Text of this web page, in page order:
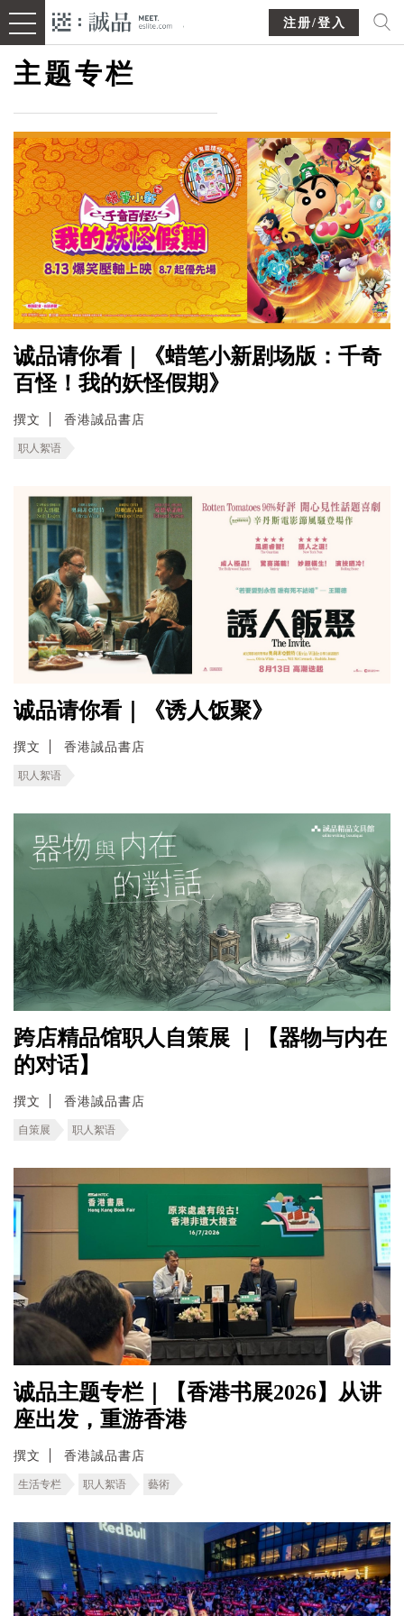
注册/登入
主题专栏
诚品请你看｜《蜡笔小新剧场版：千奇
百怪！我的妖怪假期》
撰文 香港誠品書店
职人絮语
诚品请你看｜《诱人饭聚》
撰文 香港誠品書店
职人絮语
跨店精品馆职人自策展 ｜【器物与内在
的对话】
撰文 香港誠品書店
自策展 职人絮语
诚品主题专栏｜【香港书展2026】从讲
座出发，重游香港
撰文 香港誠品書店
生活专栏 职人絮语 藝術